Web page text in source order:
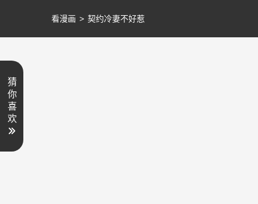
看漫画 > 契约冷妻不好惹
猜
你
喜
欢